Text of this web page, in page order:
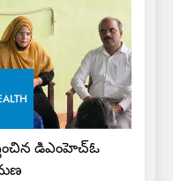
డిఎంహెచ్‌ఓ